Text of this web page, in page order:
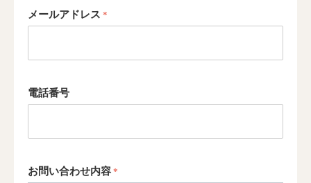
メールアドレス
電話番号
お問い合わせ内容